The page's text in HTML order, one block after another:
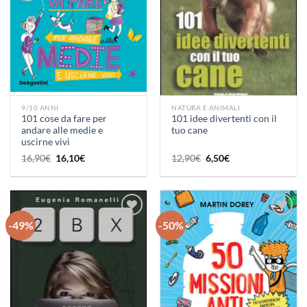
9/10 ANNI
101 cose da fare per
andare alle medie e
uscirne vivi
16,90€ Il
prezzo
originale
16,90€.
16,10€Il
attuale
16,10€.
NATURA E ANIMALI
101 idee divertenti con il
tuo cane
12,90€ Il
prezzo
originale
12,90€.
6,50€Il
attuale
6,50€.
-49% -50%
Aggiungi
alla lista
dei
desideri